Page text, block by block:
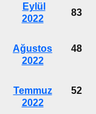
Eylül
2022
83
Ağustos
2022
48
Temmuz
2022
52